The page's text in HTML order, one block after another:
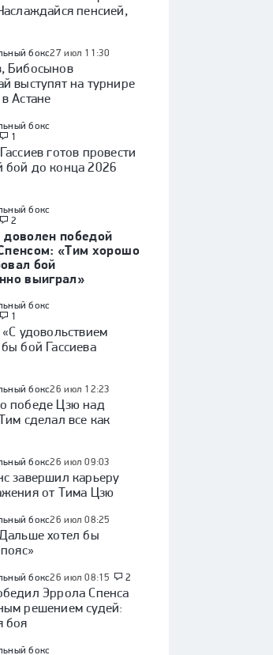
«Факел» — «Динамо»
(Москва): Кубок России,
пенсией,
бокс27 июл 11:30
Бибосынов
выступят на турнире
Астане
бокс
1
готов провести
бой до конца 2026
бокс
2
победой
«Тим хорошо
бой
выиграл»
бокс
1
удовольствием
бой Гассиева
бокс26 июл 12:23
победе Цзю над
сделал все как
бокс26 июл 09:03
завершил карьеру
от Тима Цзю
бокс26 июл 08:25
хотел бы
бокс26 июл 08:15 2
Эррола Спенса
решением судей:
боя
бокс